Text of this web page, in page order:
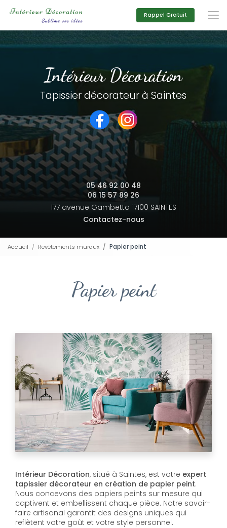
principal
Rappel Gratuit
Intérieur Décoration
Tapissier décorateur à Saintes
05 46 92 00 48
06 15 57 89 26
177 avenue Gambetta 17100 SAINTES
Contactez-nous
Accueil Revêtements muraux Papier peint
Papier peint
Intérieur Décoration, situé à Saintes, est votre expert
tapissier décorateur en création de papier peint.
Nous concevons des papiers peints sur mesure qui
captivent et embellissent chaque pièce. Notre savoir-
faire artisanal garantit des designs uniques qui
reflètent votre goût et votre style personnel.